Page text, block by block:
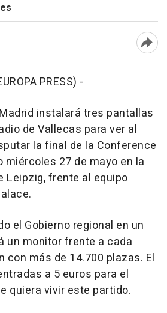
PRESS) -
instalará tres pantallas
de Vallecas para ver al
la final de la Conference
miércoles 27 de mayo en la
Leipzig, frente al equipo
el Gobierno regional en un
un monitor frente a cada
con más de 14.700 plazas. El
a 5 euros para el
quiera vivir este partido.